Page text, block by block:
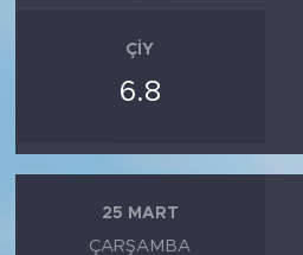
ÇIY
6.8
25 MART
ÇARŞAMBA